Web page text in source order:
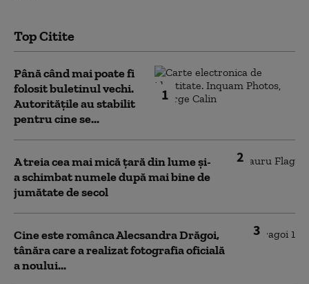
Top Citite
1
Până când mai poate fi
folosit buletinul vechi.
Autoritățile au stabilit
pentru cine se...
2
A treia cea mai mică țară din lume și-
a schimbat numele după mai bine de
jumătate de secol
3
Cine este românca Alecsandra Drăgoi,
tânăra care a realizat fotografia oficială
a noului...